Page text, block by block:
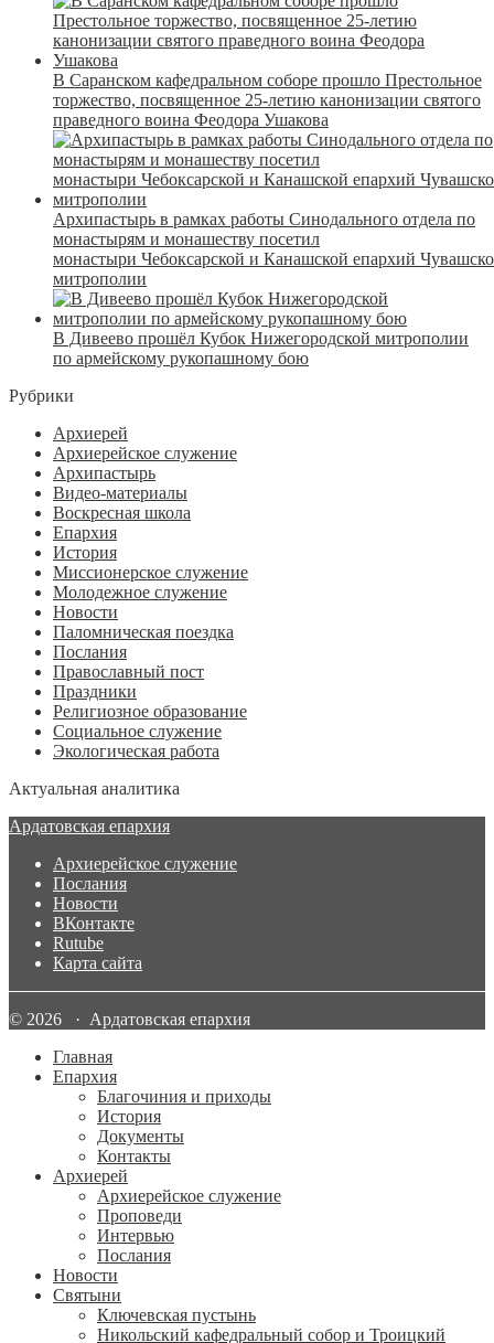
В Саранском кафедральном соборе прошло Престольное
торжество, посвященное 25-летию канонизации святого
праведного воина Феодора Ушакова
Архипастырь в рамках работы Синодального отдела по
монастырям и монашеству посетил
монастыри Чебоксарской и Канашской епархий
митрополии
В Дивеево прошёл Кубок Нижегородской митрополии
по армейскому рукопашному бою
Рубрики
Архиерей
Архиерейское служение
Архипастырь
Видео-материалы
Воскресная школа
Епархия
История
Миссионерское служение
Молодежное служение
Новости
Паломническая поездка
Послания
Православный пост
Праздники
Религиозное образование
Социальное служение
Экологическая работа
Актуальная аналитика
Ардатовская епархия
Архиерейское служение
Послания
Новости
ВКонтакте
Rutube
Карта сайта
© 2026 · Ардатовская епархия
Главная
Епархия
Благочиния и приходы
История
Документы
Контакты
Архиерей
Архиерейское служение
Проповеди
Интервью
Послания
Новости
Святыни
Ключевская пустынь
Никольский кафедральный собор и Троицкий